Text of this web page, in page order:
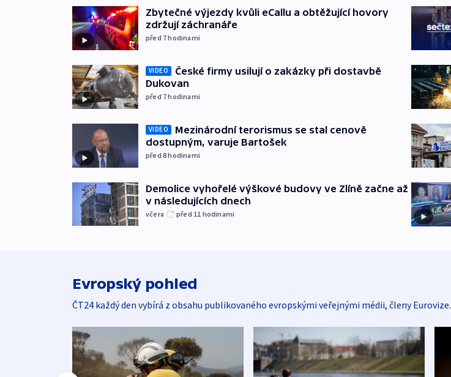
Zbytečné výjezdy kvůli eCallu a obtěžující hovory
zdržují záchranáře
před 7hodinami
VIDEO
České firmy usilují o zakázky při dostavbě
Dukovan
před 7hodinami
VIDEO
Mezinárodní terorismus se stal cenově
dostupným, varuje Bartošek
před 8hodinami
Demolice vyhořelé výškové budovy ve Zlíně začne až
v následujících dnech
včera před 11 hodinami
Evropský pohled
ČT24 každý den vybírá z obsahu publikovaného evropskými veřejnými médii, členy Eurovize.